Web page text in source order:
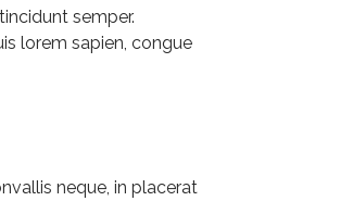
semper.
lorem sapien, congue
neque, in placerat